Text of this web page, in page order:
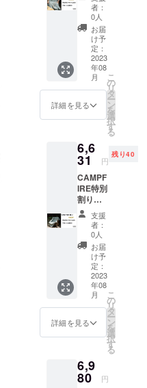
て便
利！
名様】
者：
0人
お届
け予
定：
2023
年08
月
詳細を見る
こ
の
リ
タ
ー
ン
を
選
択
す
る
6,6
31 円
残り40
CAMPF
IRE特別
割り
5%OFF
【限定
先着40
名様】
支援
者：
0人
お届
け予
定：
2023
年08
月
詳細を見る
こ
の
リ
タ
ー
ン
を
選
択
す
る
6,9
80 円